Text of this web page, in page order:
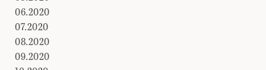
06.2020
07.2020
08.2020
09.2020